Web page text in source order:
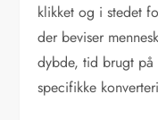
klikket og i stedet
der beviser
dybde, tid brugt på
specifikke